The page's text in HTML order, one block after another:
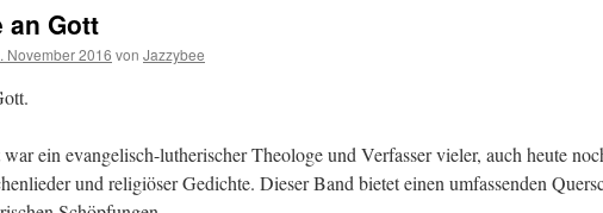
an Gott
November 2016 von Jazzybee
ein evangelisch-lutherischer Theologe und Verfasser vieler, auch heute
und religiöser Gedichte. Dieser Band bietet einen umfassenden